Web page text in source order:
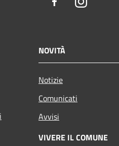
NOVITÀ
Notizie
Comunicati
Avvisi
VIVERE IL COMUNE